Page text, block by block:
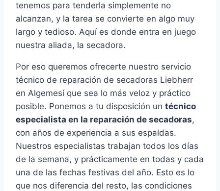
tenemos para tenderla simplemente no
alcanzan, y la tarea se convierte en algo muy
largo y tedioso. Aquí es donde entra en juego
nuestra aliada, la secadora.
Por eso queremos ofrecerte nuestro servicio
técnico de reparación de secadoras Liebherr
en Algemesí que sea lo más veloz y práctico
posible. Ponemos a tu disposición un técnico
especialista en la reparación de secadoras,
con años de experiencia a sus espaldas.
Nuestros especialistas trabajan todos los días
de la semana, y prácticamente en todas y cada
una de las fechas festivas del año. Esto es lo
que nos diferencia del resto, las condiciones